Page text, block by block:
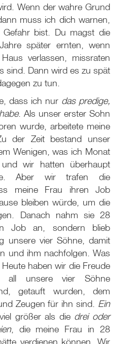
Wenn der wahre Grund
muss ich dich warnen,
bist. Du magst die
später ernten, wenn
verlassen, missraten
sind. Dann wird es zu spät
zu tun.
dass ich nur das predige,
. Als unser erster Sohn
wurde, arbeitete meine
der Zeit bestand unser
Wenigen, was ich Monat
wir hatten überhaupt
Aber wir trafen die
meine Frau ihren Job
bleiben würde, um die
Danach nahm sie 28
Job an, sondern blieb
unsere vier Söhne, damit
und ihm nachfolgen. Was
haben wir die Freude
all unsere vier Söhne
getauft wurden, dem
Zeugen für ihn sind. Ein
größer als die drei oder
, die meine Frau in 28
verdienen können. Wir